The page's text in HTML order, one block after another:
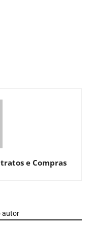
e Compras
autor